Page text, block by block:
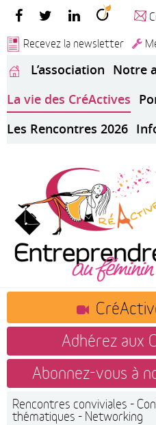
Recevez la newsletter
L’association Notre
La vie des CréActives
Les Rencontres 2026
Adhérez aux
Abonnez-vous à
Rencontres conviviales -
thématiques - Networking